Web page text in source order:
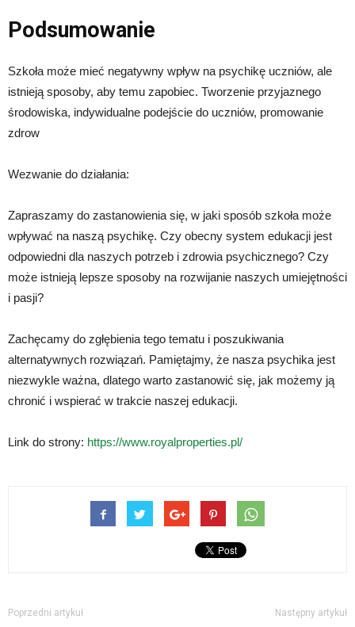
Podsumowanie
Szkoła może mieć negatywny wpływ na psychikę uczniów, ale
istnieją sposoby, aby temu zapobiec. Tworzenie przyjaznego
środowiska, indywidualne podejście do uczniów, promowanie
zdrow
Wezwanie do działania:
Zapraszamy do zastanowienia się, w jaki sposób szkoła może
wpływać na naszą psychikę. Czy obecny system edukacji jest
odpowiedni dla naszych potrzeb i zdrowia psychicznego? Czy
może istnieją lepsze sposoby na rozwijanie naszych umiejętności
i pasji?
Zachęcamy do zgłębienia tego tematu i poszukiwania
alternatywnych rozwiązań. Pamiętajmy, że nasza psychika jest
niezwykle ważna, dlatego warto zastanowić się, jak możemy ją
chronić i wspierać w trakcie naszej edukacji.
Link do strony: https://www.royalproperties.pl/
Poprzedni artykuł Następny artykuł